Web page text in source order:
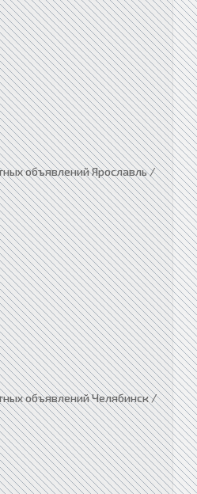
объявлений Ярославль /
объявлений Челябинск /